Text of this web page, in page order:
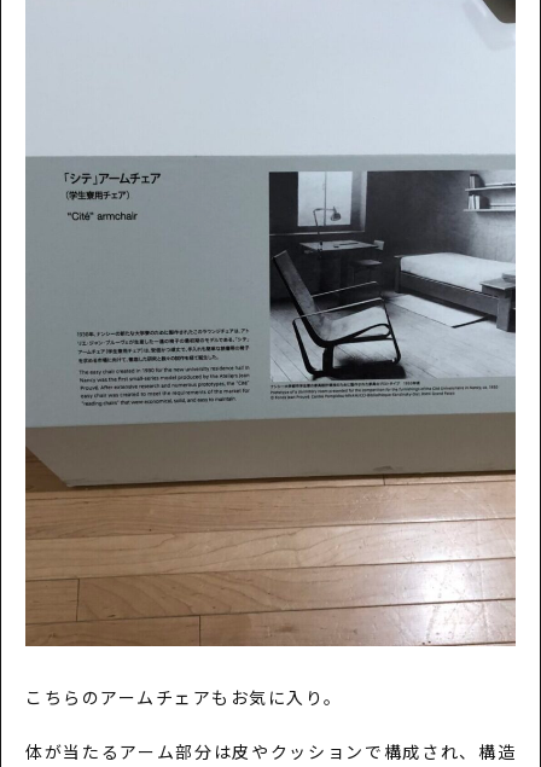
こちらのアームチェアもお気に入り。
体が当たるアーム部分は皮やクッションで構成され、構造